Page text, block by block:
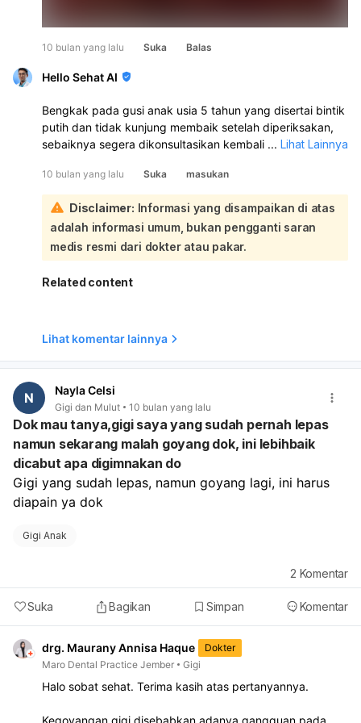
10 bulan yang lalu Suka Balas
Hello Sehat AI
Bengkak pada gusi anak usia 5 tahun yang disertai bintik
putih dan tidak kunjung membaik setelah diperiksakan,
sebaiknya segera dikonsultasikan kembali ke dokter gigi,
penyebab pasti dari bengkak dan bintik putih tersebut
agar penanganan yang diberikan tepat:
Sementara menunggu kunjungan ke dokter gigi,
beberapa langkah dapat dilakukan untuk membantu
meredakan ketidaknyamanan anak:
Kompres dingin:Tempelkan kompres es yang
dibungkus kain pada bagian pipi yang bengkak untuk
Pola makan:Hindari makanan dan minuman yang
terlalu manis, asam, atau terlalu dingin yang dapat
dan mudah dikonsumsi.
Pereda nyeri:
Jika anak merasa sangat nyeri, Anda
bisa memberikan paracetamol atau ibuprofen sesuai
dosis yang dianjurkan untuk anak usia 5 tahun, namun
ini hanya untuk meredakan gejala sementara dan
bukan mengobati penyebabnya. Bintik putih pada area
gusi atau pipi perlu dievaluasi lebih lanjut oleh dokter
yang memerlukan penanganan spesifik. Jangan
... Lihat Lainnya
10 bulan yang lalu Suka masukan
Disclaimer: Informasi yang disampaikan di atas
adalah informasi umum, bukan pengganti saran
medis resmi dari dokter atau pakar.
Related content
Lihat komentar lainnya
N Nayla Celsi
Gigi dan Mulut 10 bulan yang lalu
Dok mau tanya,gigi saya yang sudah pernah lepas
namun sekarang malah goyang dok, ini lebihbaik
dicabut apa digimnakan do
Gigi yang sudah lepas, namun goyang lagi, ini harus
diapain ya dok
Gigi Anak
Suka Bagikan Simpan Komentar
2 Komentar
drg. Maurany Annisa Haque
Dokter
Maro Dental Practice Jember
Gigi
Halo sobat sehat. Terima kasih atas pertanyannya.